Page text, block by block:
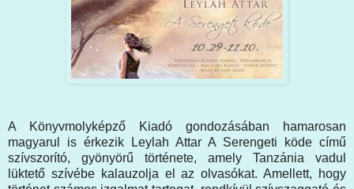
A Könyvmolyképző Kiadó gondozásában hamarosan
magyarul is érkezik Leylah Attar A Serengeti köde című
szívszorító, gyönyörű története, amely Tanzánia vadul
lüktető szívébe kalauzolja el az olvasókat. Amellett, hogy